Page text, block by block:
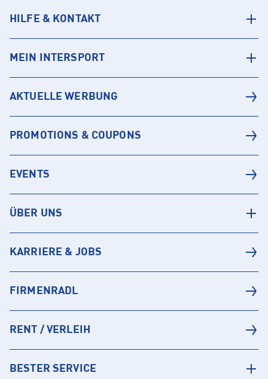
HILFE & KONTAKT
MEIN INTERSPORT
AKTUELLE WERBUNG
PROMOTIONS & COUPONS
EVENTS
ÜBER UNS
KARRIERE & JOBS
FIRMENRADL
RENT / VERLEIH
BESTER SERVICE